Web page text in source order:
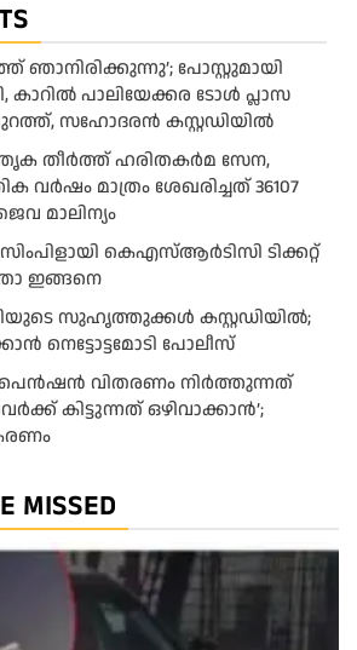
ഞാനിരിക്കുന്നു’; പോസ്റ്റുമായി
പാലിയേക്കര ടോൾ പ്ലാസ
സഹോദരൻ കസ്റ്റഡിയിൽ
തീര്‍ത്ത് ഹരിതകര്‍മ സേന,
വര്‍ഷം മാത്രം ശേഖരിച്ചത് 36107
മാലിന്യം
കെഎസ്ആര്‍ടിസി ടിക്കറ്റ്
ഇങ്ങനെ
സുഹൃത്തുക്കൾ കസ്റ്റഡിയിൽ;
നെട്ടോട്ടമോടി പോലീസ്
പെൻഷൻ വിതരണം നി‍‍ർത്തുന്നത്
കിട്ടുന്നത് ഒഴിവാക്കാൻ’;
MISSED